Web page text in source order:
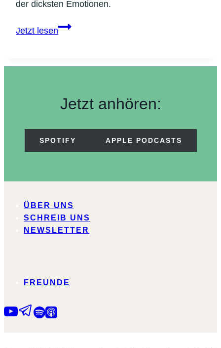
der dicksten Emotionen.
Jetzt lesenGude
Unter
Jetzt anhören:
SPOTIFY APPLE PODCASTS
ÜBER UNS
SCHREIB UNS
NEWSLETTER
FREUNDE